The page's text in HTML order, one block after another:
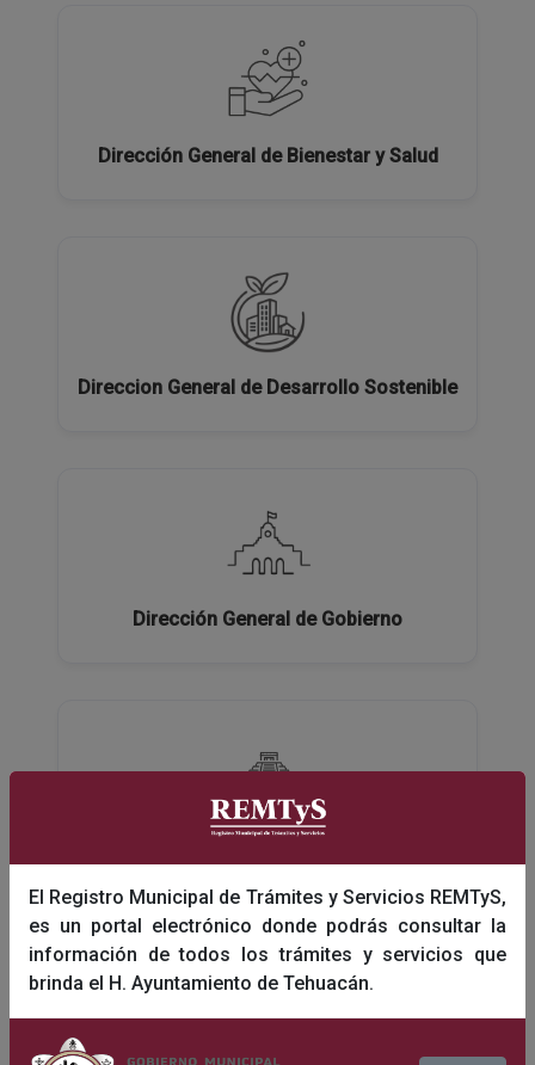
El Registro Municipal de Trámites y Servicios REMTyS,
es un portal electrónico donde podrás consultar la
información de todos los trámites y servicios que
brinda el H. Ayuntamiento de Tehuacán.
Dirección General de Bienestar y Salud
Direccion General de Desarrollo Sostenible
Dirección General de Gobierno